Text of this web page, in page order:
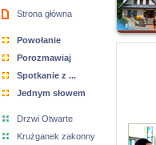
Strona główna
Powołanie
Porozmawiaj
Spotkanie z ...
Jednym słowem
Drzwi Otwarte
Krużganek zakonny